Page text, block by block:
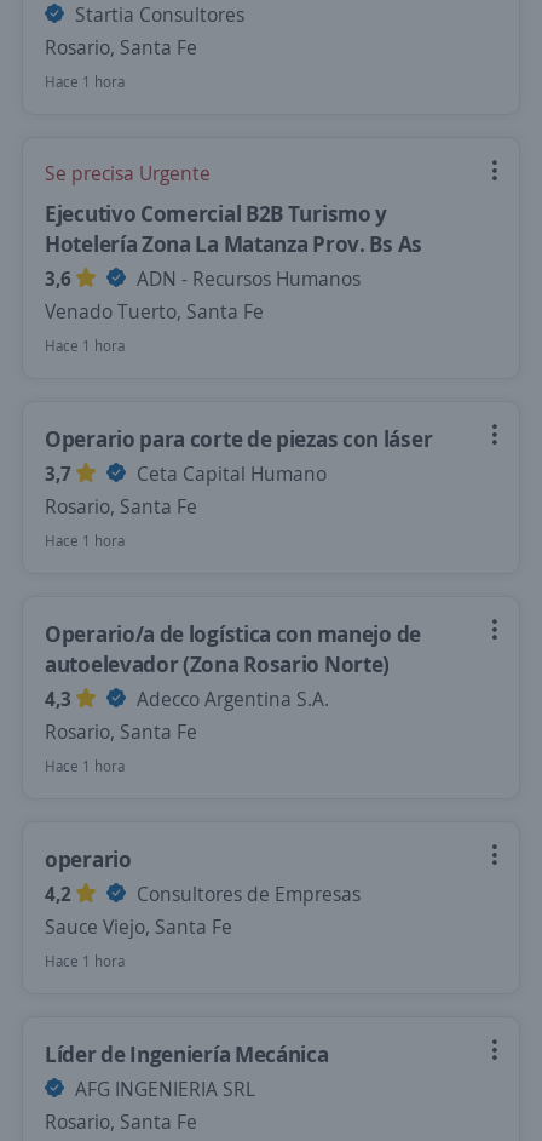
Startia Consultores
Rosario, Santa Fe
Hace 1 hora
Se precisa Urgente
Ejecutivo Comercial B2B Turismo y
Hotelería Zona La Matanza Prov. Bs As
3,6
ADN - Recursos Humanos
Venado Tuerto, Santa Fe
Hace 1 hora
Operario para corte de piezas con láser
3,7
Ceta Capital Humano
Rosario, Santa Fe
Hace 1 hora
Operario/a de logística con manejo de
autoelevador (Zona Rosario Norte)
4,3
Adecco Argentina S.A.
Rosario, Santa Fe
Hace 1 hora
operario
4,2
Consultores de Empresas
Sauce Viejo, Santa Fe
Hace 1 hora
Líder de Ingeniería Mecánica
AFG INGENIERIA SRL
Rosario, Santa Fe